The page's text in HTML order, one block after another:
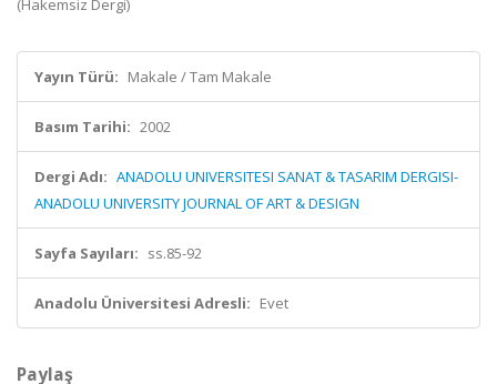
(Hakemsiz Dergi)
Yayın Türü: Makale / Tam Makale
Basım Tarihi: 2002
Dergi Adı: ANADOLU UNIVERSITESI SANAT & TASARIM DERGISI-
ANADOLU UNIVERSITY JOURNAL OF ART & DESIGN
Sayfa Sayıları: ss.85-92
Anadolu Üniversitesi Adresli: Evet
Paylaş